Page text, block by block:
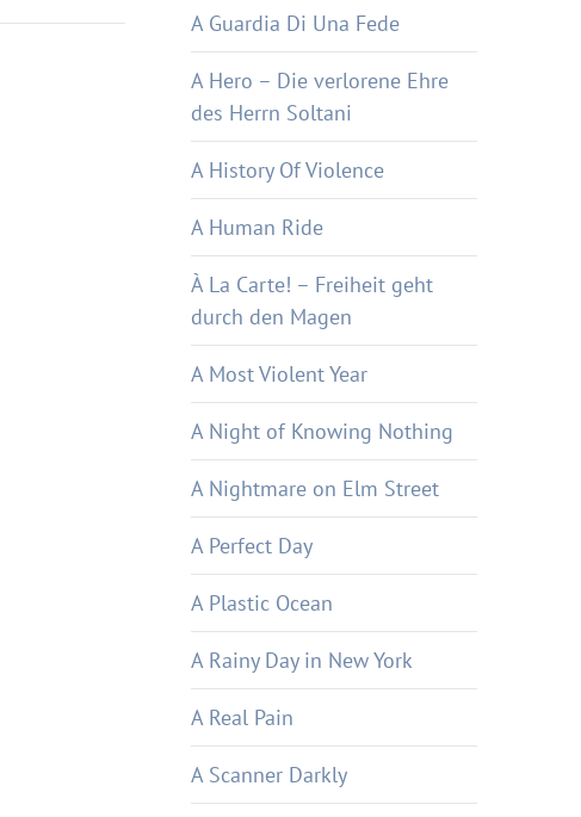
A Guardia Di Una Fede
A Hero – Die verlorene Ehre
des Herrn Soltani
A History Of Violence
A Human Ride
À La Carte! – Freiheit geht
durch den Magen
A Most Violent Year
A Night of Knowing Nothing
A Nightmare on Elm Street
A Perfect Day
A Plastic Ocean
A Rainy Day in New York
A Real Pain
A Scanner Darkly